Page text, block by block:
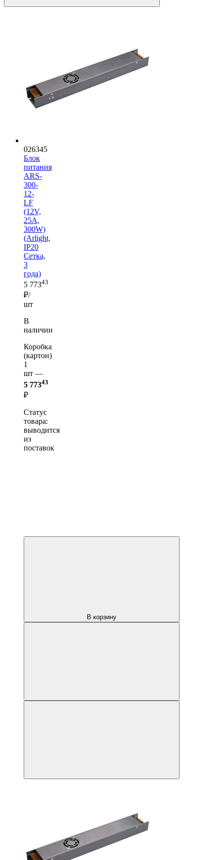
026345
Блок
питания
ARS-
300-
12-
LF
(12V,
25A,
300W)
(Arlight,
IP20
Сетка,
3
года)
5 77343
₽/
шт
В
наличии
Коробка
(картон)
1
шт —
5 77343
₽
Статус
товара:
выводится
из
поставок
В корзину